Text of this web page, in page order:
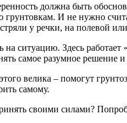
должна быть
И не нужно
у речки, на полевой
на ситуацию. Здесь
самое разумное решение
велика – помогут
самому.
своими силами?